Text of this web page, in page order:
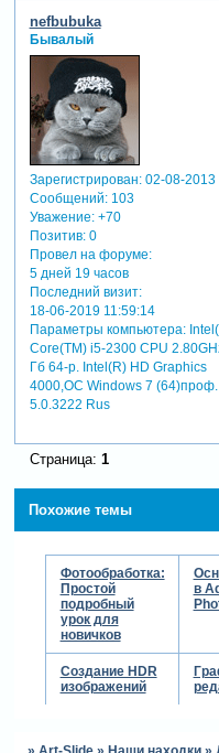
nefbubuka
Бывалый
Зарегистрирован: 02-08-2013
Сообщений:103
Уважение: +70
Позитив: 0
Провел на форуме:
5 дней 19 часов
Последний визит:
18-06-2019 11:59:14
Параметры компьютера:
Core(TM) i5-2300 CPU
Гб 64-р. Intel(R) HD Graphics
4000,ОС Windows 7 (64)проф.
5.0.3222 Rus
Страница: 1
Похожие темы
Фотообработка:
Простой
подробный
урок для
новичков
в
Создание HDR
изображений